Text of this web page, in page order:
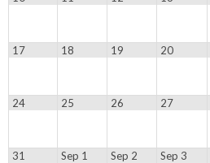
17 18 19 20
24 25 26 27
31 Sep 1 Sep 2 Sep 3